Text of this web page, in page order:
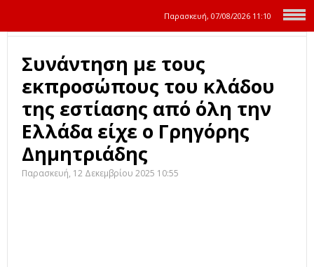
Παρασκευή, 07/08/2026 11:10
Συνάντηση με τους
εκπροσώπους του κλάδου
της εστίασης από όλη την
Ελλάδα είχε ο Γρηγόρης
Δημητριάδης
Παρασκευή, 12 Δεκεμβρίου 2025 10:55